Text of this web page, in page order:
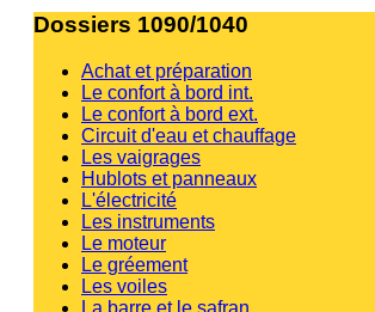
Dossiers 1090/1040
Achat et préparation
Le confort à bord int.
Le confort à bord ext.
Circuit d'eau et chauffage
Les vaigrages
Hublots et panneaux
L'électricité
Les instruments
Le moteur
Le gréement
Les voiles
La barre et le safran